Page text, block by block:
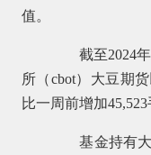
值。
截至2024年6
所（cbot）大豆期
比一周前增加
基金持有大